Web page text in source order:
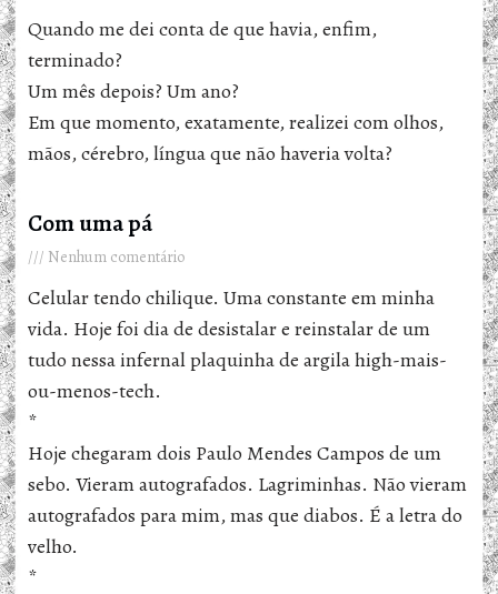
Quando me dei conta de que havia, enfim,
terminado?
Um mês depois? Um ano?
Em que momento, exatamente, realizei com olhos,
mãos, cérebro, língua que não haveria volta?
Com uma pá
Nenhum comentário
Celular tendo chilique. Uma constante em minha
vida. Hoje foi dia de desistalar e reinstalar de um
tudo nessa infernal plaquinha de argila high-mais-
ou-menos-tech.
*
Hoje chegaram dois Paulo Mendes Campos de um
sebo. Vieram autografados. Lagriminhas. Não vieram
autografados para mim, mas que diabos. É a letra do
velho.
*